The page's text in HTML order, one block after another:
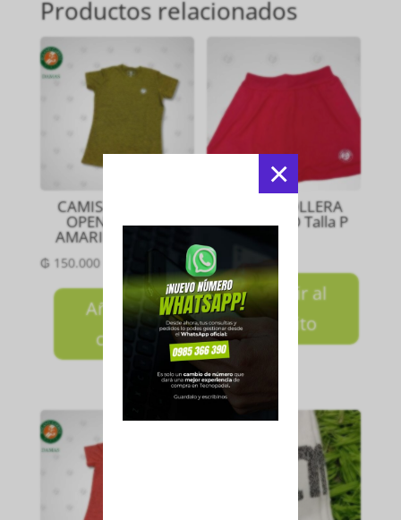
×
Productos relacionados
CAMISETA DAMA
OPEN MEZCLA
AMARILLO Talla P
₲150.000
Añadir al
carrito
SHORT POLLERA
CORE ROJO Talla P
₲
Añadir al
carrito